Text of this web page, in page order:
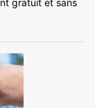
gratuit et sans